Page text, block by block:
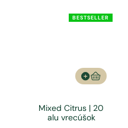
BESTSELLER
Mixed Citrus | 20
alu vrecúšok